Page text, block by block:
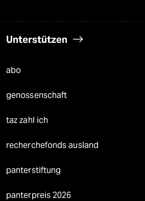
Unterstützen
abo
genossenschaft
taz zahl ich
recherchefonds ausland
panterstiftung
panterpreis 2026